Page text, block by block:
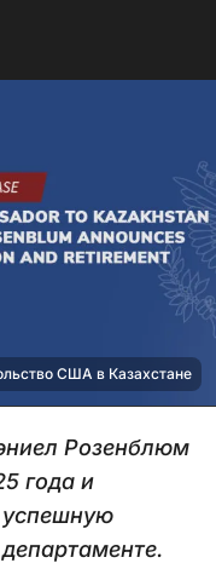
США в Казахстане
Розенблюм
года и